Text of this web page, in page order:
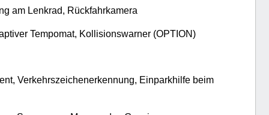
am Lenkrad, Rückfahrkamera
Tempomat, Kollisionswarner (ОPTION)
Verkehrszeichenerkennung, Einparkhilfe beim